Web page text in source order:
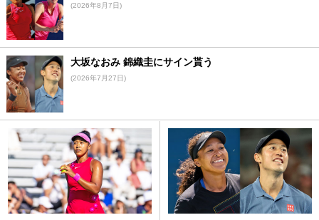
(2026年8月7日)
大坂なおみ 錦織圭にサイン貰う
(2026年7月27日)